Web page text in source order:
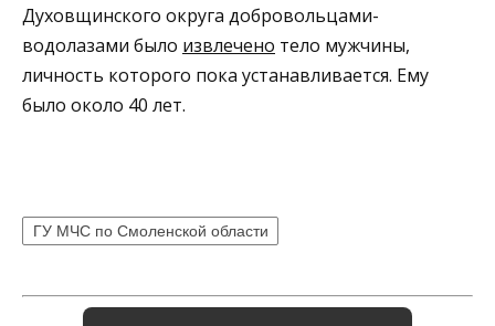
Духовщинского округа добровольцами-
водолазами было извлечено тело мужчины,
личность которого пока устанавливается. Ему
было около 40 лет.
ГУ МЧС по Смоленской области